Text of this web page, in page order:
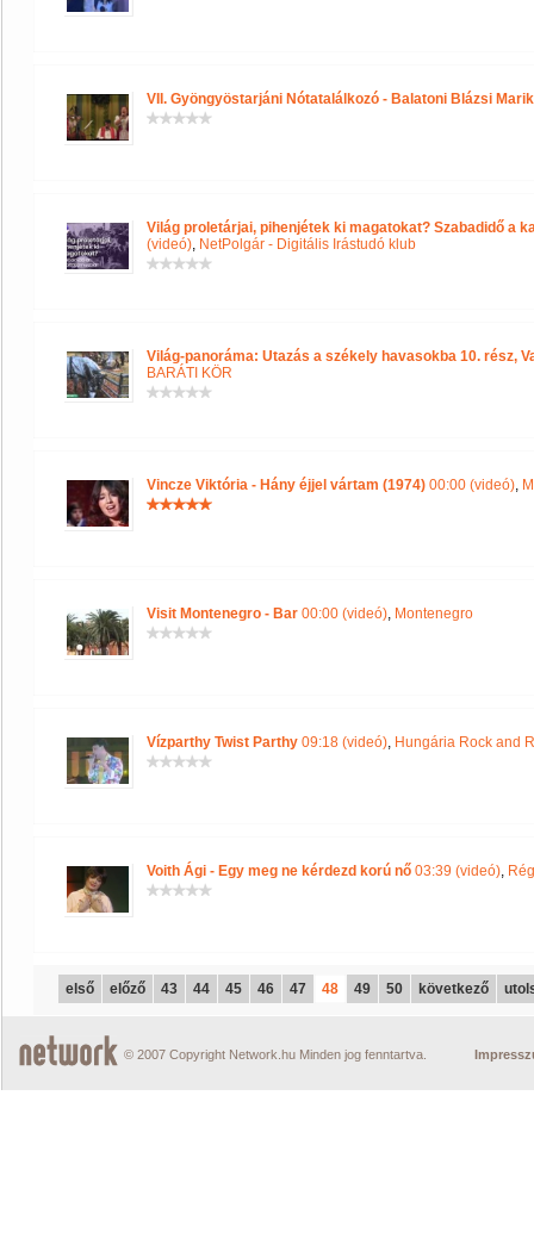
VII. Gyöngyöstarjáni Nótatalálkozó - Balatoni Blázsi
Világ proletárjai, pihenjétek ki magatokat? Szabadidő a
(videó), NetPolgár - Digitális Irástudó klub
Világ-panoráma: Utazás a székely havasokba 10. rész,
BARÁTI KÖR
Vincze Viktória - Hány éjjel vártam (1974) 00:00 (videó),
Visit Montenegro - Bar 00:00 (videó), Montenegro
Vízparthy Twist Parthy 09:18 (videó), Hungária Rock and
Voith Ági - Egy meg ne kérdezd korú nő 03:39 (videó),
első előző 43 44 45 46 47 48 49 50 következő
© 2007 Copyright Network.hu Minden jog fenntartva.